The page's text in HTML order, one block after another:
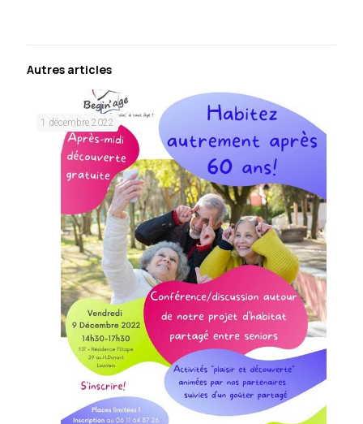
Autres articles
1 décembre 2022